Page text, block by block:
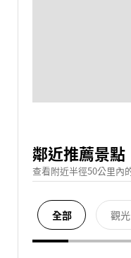
鄰近推薦景點
查看附近半徑50公里內
全部 觀